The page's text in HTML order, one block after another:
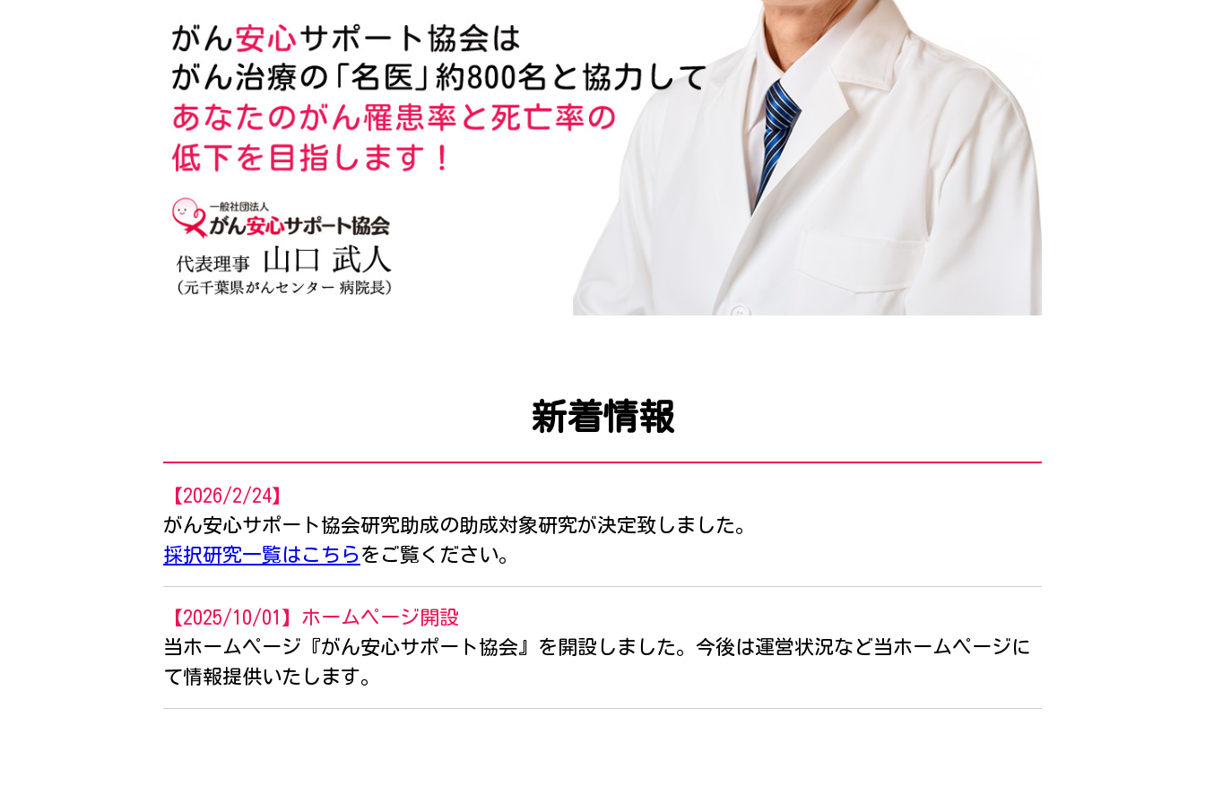
新着情報
【2026/2/24】
がん安心サポート協会研究助成の助成対象研究が決定致しました。
採択研究一覧はこちらをご覧ください。
【2025/10/01】ホームページ開設
当ホームページ『がん安心サポート協会』を開設しました。今後は運営状況など当ホームページに
て情報提供いたします。